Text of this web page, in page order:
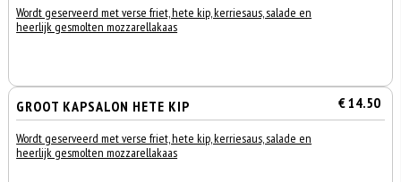
Wordt geserveerd met verse friet, hete kip, kerriesaus, salade en
heerlijk gesmolten mozzarellakaas
GROOT KAPSALON HETE KIP € 14.50
Wordt geserveerd met verse friet, hete kip, kerriesaus, salade en
heerlijk gesmolten mozzarellakaas